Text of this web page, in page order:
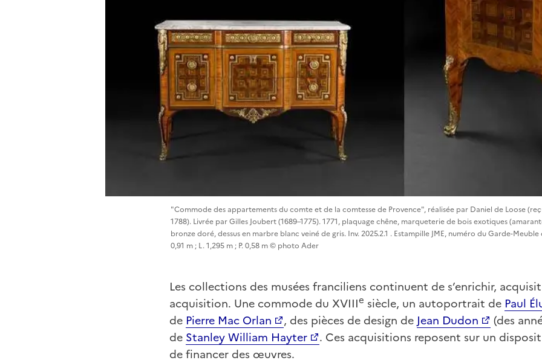
"Commode des appartements du comte et de la comtesse de Provence", réalisée par Daniel de Loose
1788). Livrée par Gilles Joubert (1689–1775). 1771, plaquage chêne, marqueterie de bois exotiques
bronze doré, dessus en marbre blanc veiné de gris. Inv. 2025.2.1 . Estampille JME, numéro du Garde-
0,91 m ; L. 1,295 m ; P. 0,58 m © photo Ader
Les collections des musées franciliens continuent de s’enrichir,
acquisition. Une commode du XVIIIe siècle, un autoportrait de Paul
de Pierre Mac Orlan , des pièces de design de Jean Dudon
(des
de Stanley William Hayter
. Ces acquisitions reposent sur un
de financer des œuvres.